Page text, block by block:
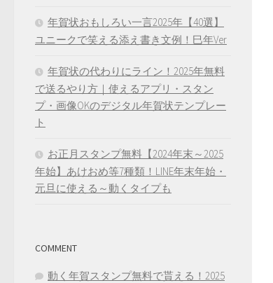
年賀状おもしろい一言2025年【40選】
ユニークで笑える添え書き文例！巳年Ver
年賀状の代わりにライン！2025年無料
で送るやり方｜使えるアプリ・スタン
プ・画像OKのデジタル年賀状テンプレー
ト
お正月スタンプ無料【2024年末～2025
年始】あけおめ等7種類！LINE年末年始・
元旦に使える～動くタイプも
COMMENT
動く年賀スタンプ無料で貰える！2025